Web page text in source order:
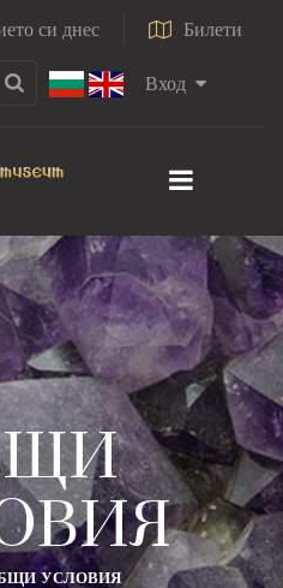
си днес Билети
Вход
УСЛОВИЯ